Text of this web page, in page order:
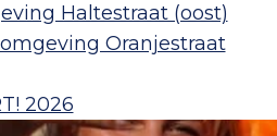
Haltestraat (oost)
Oranjestraat
2026